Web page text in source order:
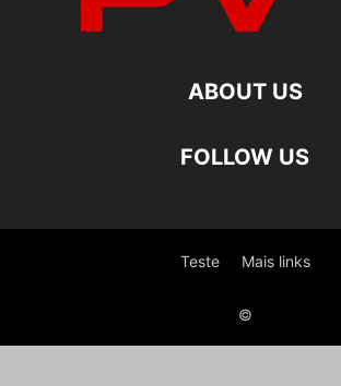
ABOUT US
FOLLOW US
Teste Mais links
©